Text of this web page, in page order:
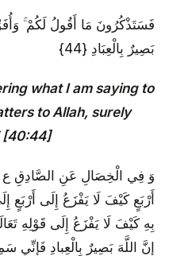
فَسَتَذْكُرُونَ مَا أَقُولُ لَكُمْ
بَصِيرٌ بِالْعِبَادِ {44}
what I am saying to
to Allah, surely
[40:44]
وَ فِي الْخِصَالِ‏ عَنِ الصَّادِقِ
أَرْبَعٍ كَيْفَ لَا يَفْزَعُ إِلَى
بِهِ كَيْفَ لَا يَفْزَعُ إِلَى قَوْلِهِ
إِنَّ اللَّهَ بَصِيرٌ بِالْعِبادِ فَإِنِّي